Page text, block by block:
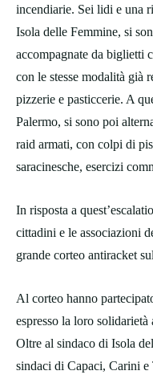
incendiarie. Sei lidi e una
Isola delle Femmine, si
accompagnate da biglietti
con le stesse modalità già
pizzerie e pasticcerie. A
Palermo, si sono poi
raid armati, con colpi di
saracinesche, esercizi
In risposta a
cittadini e le associazioni
grande corteo antiracket
Al corteo hanno
espresso la loro
Oltre al sindaco di Isola
sindaci di Capaci, Carini